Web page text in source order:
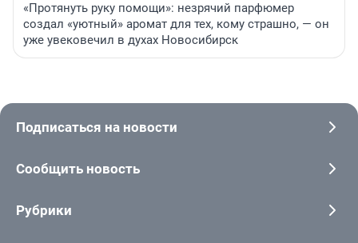
«Протянуть руку помощи»: незрячий парфюмер
создал «уютный» аромат для тех, кому страшно, — он
уже увековечил в духах Новосибирск
Подписаться на новости
Сообщить новость
Рубрики